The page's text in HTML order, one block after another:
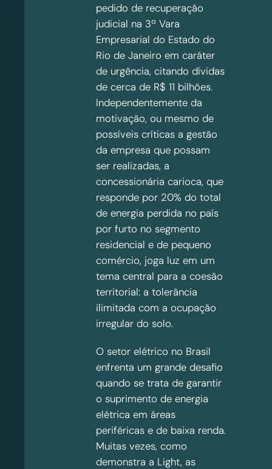
pedido de recuperação
judicial na 3ª Vara
Empresarial do Estado do
Rio de Janeiro em caráter
de urgência, citando dívidas
de cerca de R$ 11 bilhões.
Independentemente da
motivação, ou mesmo de
possíveis críticas a gestão
da empresa que possam
ser realizadas, a
concessionária carioca, que
responde por 20% do total
de energia perdida no país
por furto no segmento
residencial e de pequeno
comércio, joga luz em um
tema central para a coesão
territorial: a tolerância
ilimitada com a ocupação
irregular do solo.
O setor elétrico no Brasil
enfrenta um grande desafio
quando se trata de garantir
o suprimento de energia
elétrica em áreas
periféricas e de baixa renda.
Muitas vezes, como
demonstra a Light, as